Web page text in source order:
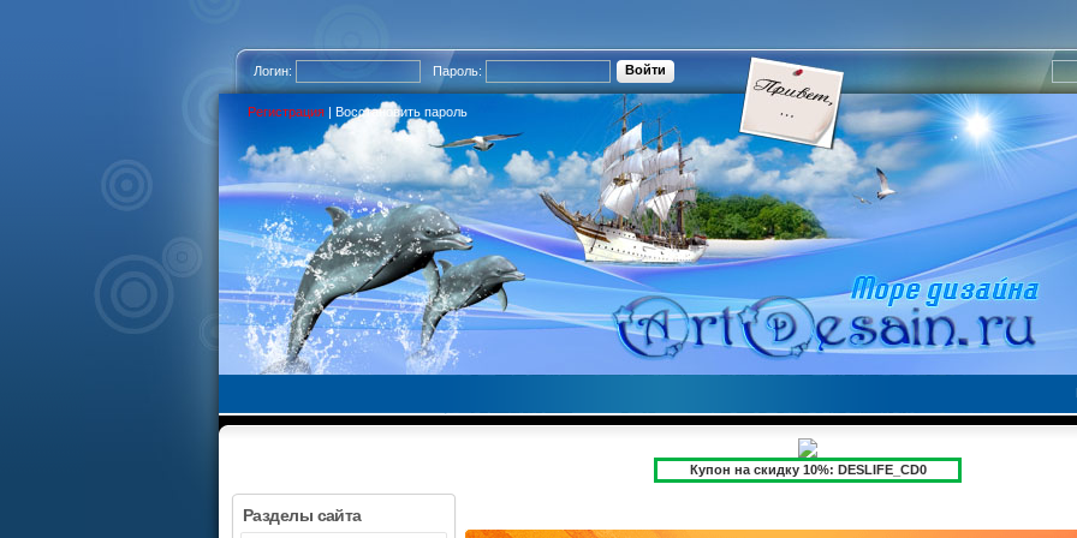
Логин: Пароль:
Регистрация | Восстановить пароль
Купон на скидку 10%: DESLIFE_CD0
Разделы сайта